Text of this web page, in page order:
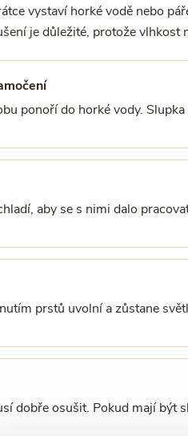
vystaví horké vodě nebo
je důležité, protože
ponoří do horké vody.
aby se s nimi dalo
prstů uvolní a zůstane
dobře osušit. Pokud mají být